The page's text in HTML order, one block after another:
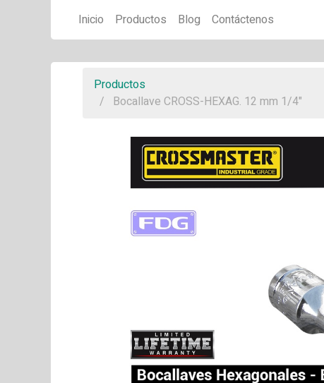
Inicio Productos Blog Contáctenos
Productos
Bocallave CROSS-HEXAG. 12 mm 1/4"